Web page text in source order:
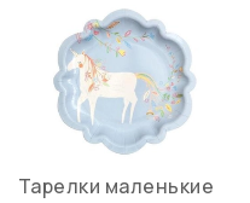
Тарелки маленькие